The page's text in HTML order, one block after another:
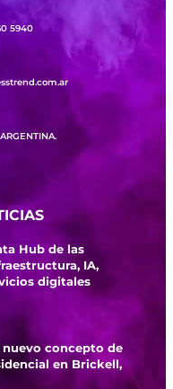
5940
Hub de las
IA,
digitales
concepto de
en Brickell,